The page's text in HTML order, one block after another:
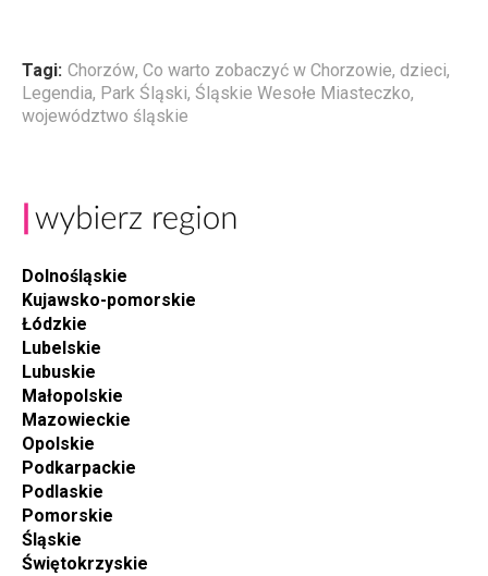
Tagi: Chorzów, Co warto zobaczyć w Chorzowie, dzieci,
Legendia, Park Śląski, Śląskie Wesołe Miasteczko,
województwo śląskie
Dolnośląskie
Kujawsko-pomorskie
Łódzkie
Lubelskie
Lubuskie
Małopolskie
Mazowieckie
Opolskie
Podkarpackie
Podlaskie
Pomorskie
Śląskie
Świętokrzyskie